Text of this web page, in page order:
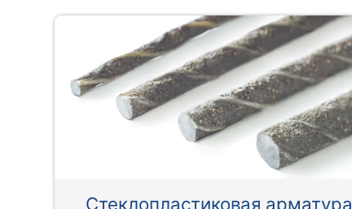
Стеклопластиковая арматура